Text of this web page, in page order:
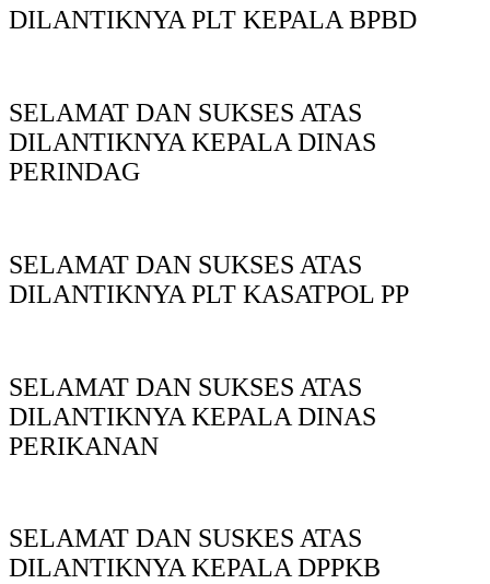
DILANTIKNYA PLT KEPALA BPBD
SELAMAT DAN SUKSES ATAS
DILANTIKNYA KEPALA DINAS
PERINDAG
SELAMAT DAN SUKSES ATAS
DILANTIKNYA PLT KASATPOL PP
SELAMAT DAN SUKSES ATAS
DILANTIKNYA KEPALA DINAS
PERIKANAN
SELAMAT DAN SUSKES ATAS
DILANTIKNYA KEPALA DPPKB